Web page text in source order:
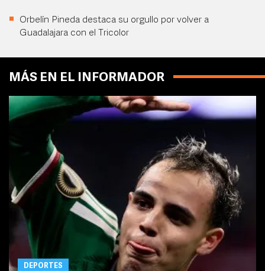
Orbelín Pineda destaca su orgullo por volver a
Guadalajara con el Tricolor
MÁS EN EL INFORMADOR
DEPORTES